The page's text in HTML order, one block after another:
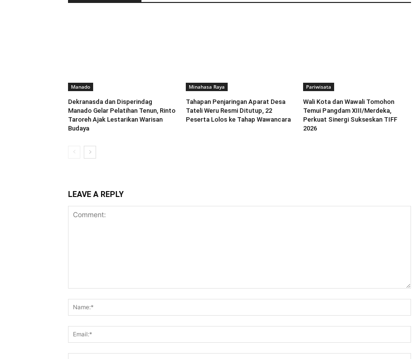
Manado
Dekranasda dan Disperindag
Manado Gelar Pelatihan Tenun, Rinto
Taroreh Ajak Lestarikan Warisan
Budaya
Minahasa Raya
Tahapan Penjaringan Aparat Desa
Tateli Weru Resmi Ditutup, 22
Peserta Lolos ke Tahap Wawancara
Pariwisata
Wali Kota dan Wawali Tomohon
Temui Pangdam XIII/Merdeka,
Perkuat Sinergi Sukseskan TIFF
2026
LEAVE A REPLY